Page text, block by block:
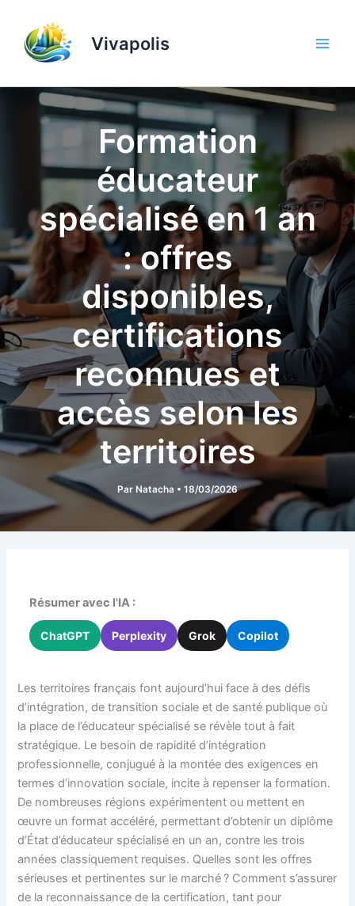
contenu
Vivapolis
Formation
éducateur
spécialisé en 1 an
: offres
disponibles,
certifications
reconnues et
accès selon les
territoires
Par Natacha • 18/03/2026
Résumer avec l'IA :
ChatGPT Perplexity Grok Copilot
Les territoires français font aujourd’hui face à des défis
d’intégration, de transition sociale et de santé publique où
la place de l’éducateur spécialisé se révèle tout à fait
stratégique. Le besoin de rapidité d’intégration
professionnelle, conjugué à la montée des exigences en
termes d’innovation sociale, incite à repenser la formation.
De nombreuses régions expérimentent ou mettent en
œuvre un format accéléré, permettant d’obtenir un diplôme
d’État d’éducateur spécialisé en un an, contre les trois
années classiquement requises. Quelles sont les offres
sérieuses et pertinentes sur le marché ? Comment s’assurer
de la reconnaissance de la certification, tant pour